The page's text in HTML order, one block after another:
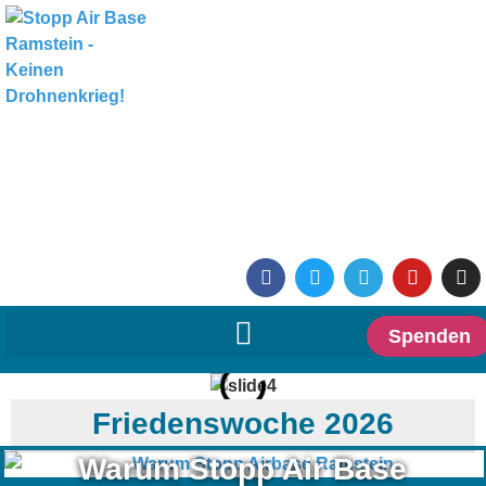
Spenden
Friedenswoche 2026
Warum Stopp Air Base